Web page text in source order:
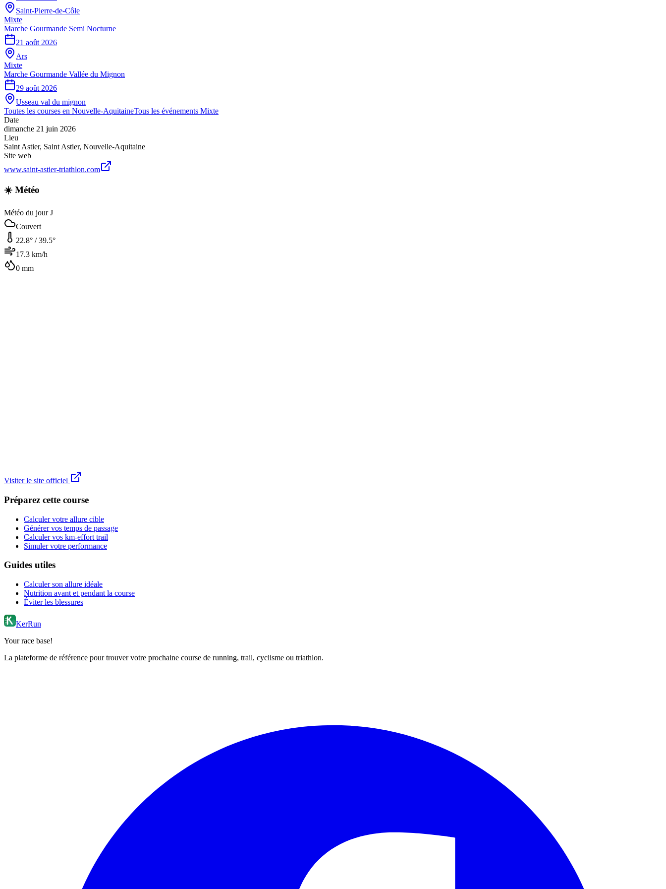
Saint-Pierre-de-Côle
Mixte
Marche Gourmande Semi Nocturne
21 août 2026
Ars
Mixte
Marche Gourmande Vallée du Mignon
29 août 2026
Usseau val du mignon
Toutes les courses en Nouvelle-AquitaineTous les événements Mixte
Date
dimanche 21 juin 2026
Lieu
Saint Astier, Saint Astier, Nouvelle-Aquitaine
Site web
www.saint-astier-triathlon.com
☀️ Météo
Météo du jour J
Couvert
22.8° /39.5°
17.3 km/h
0 mm
Visiter le site officiel
Préparez cette course
Calculer votre allure cible
Générer vos temps de passage
Calculer vos km-effort trail
Simuler votre performance
Guides utiles
Calculer son allure idéale
Nutrition avant et pendant la course
Éviter les blessures
KerRun
Your race base!
La plateforme de référence pour trouver votre prochaine course de running, trail, cyclisme ou triathlon.